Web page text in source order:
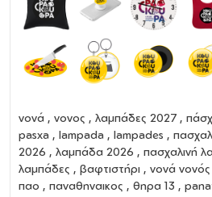
νονά , νονος , λαμπάδες 2027 ,
pasxa , lampada , lampades ,
2026 , λαμπάδα 2026 , πασχαλινή
λαμπάδες , βαφτιστήρι , νονά νονός
παο , παναθηναικος , θηρα 13 ,